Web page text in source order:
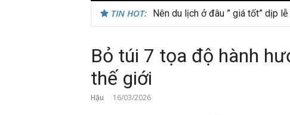
TIN HOT: Nên du lịch ở đâu ” giá tốt” dịp
Bỏ túi 7 tọa độ hành
thế giới
Hậu 16/03/2026